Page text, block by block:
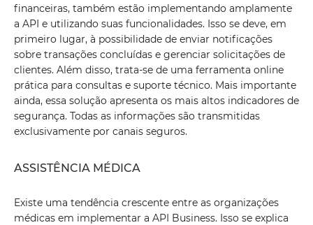
financeiras, também estão implementando amplamente
a API e utilizando suas funcionalidades. Isso se deve, em
primeiro lugar, à possibilidade de enviar notificações
sobre transações concluídas e gerenciar solicitações de
clientes. Além disso, trata-se de uma ferramenta online
prática para consultas e suporte técnico. Mais importante
ainda, essa solução apresenta os mais altos indicadores de
segurança. Todas as informações são transmitidas
exclusivamente por canais seguros.
ASSISTÊNCIA MÉDICA
Existe uma tendência crescente entre as organizações
médicas em implementar a API Business. Isso se explica